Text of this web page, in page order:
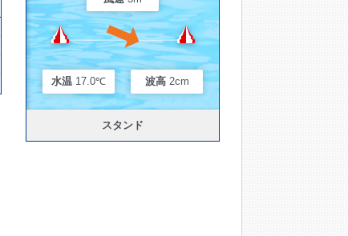
水温 17.0℃ 波高 2cm
スタンド